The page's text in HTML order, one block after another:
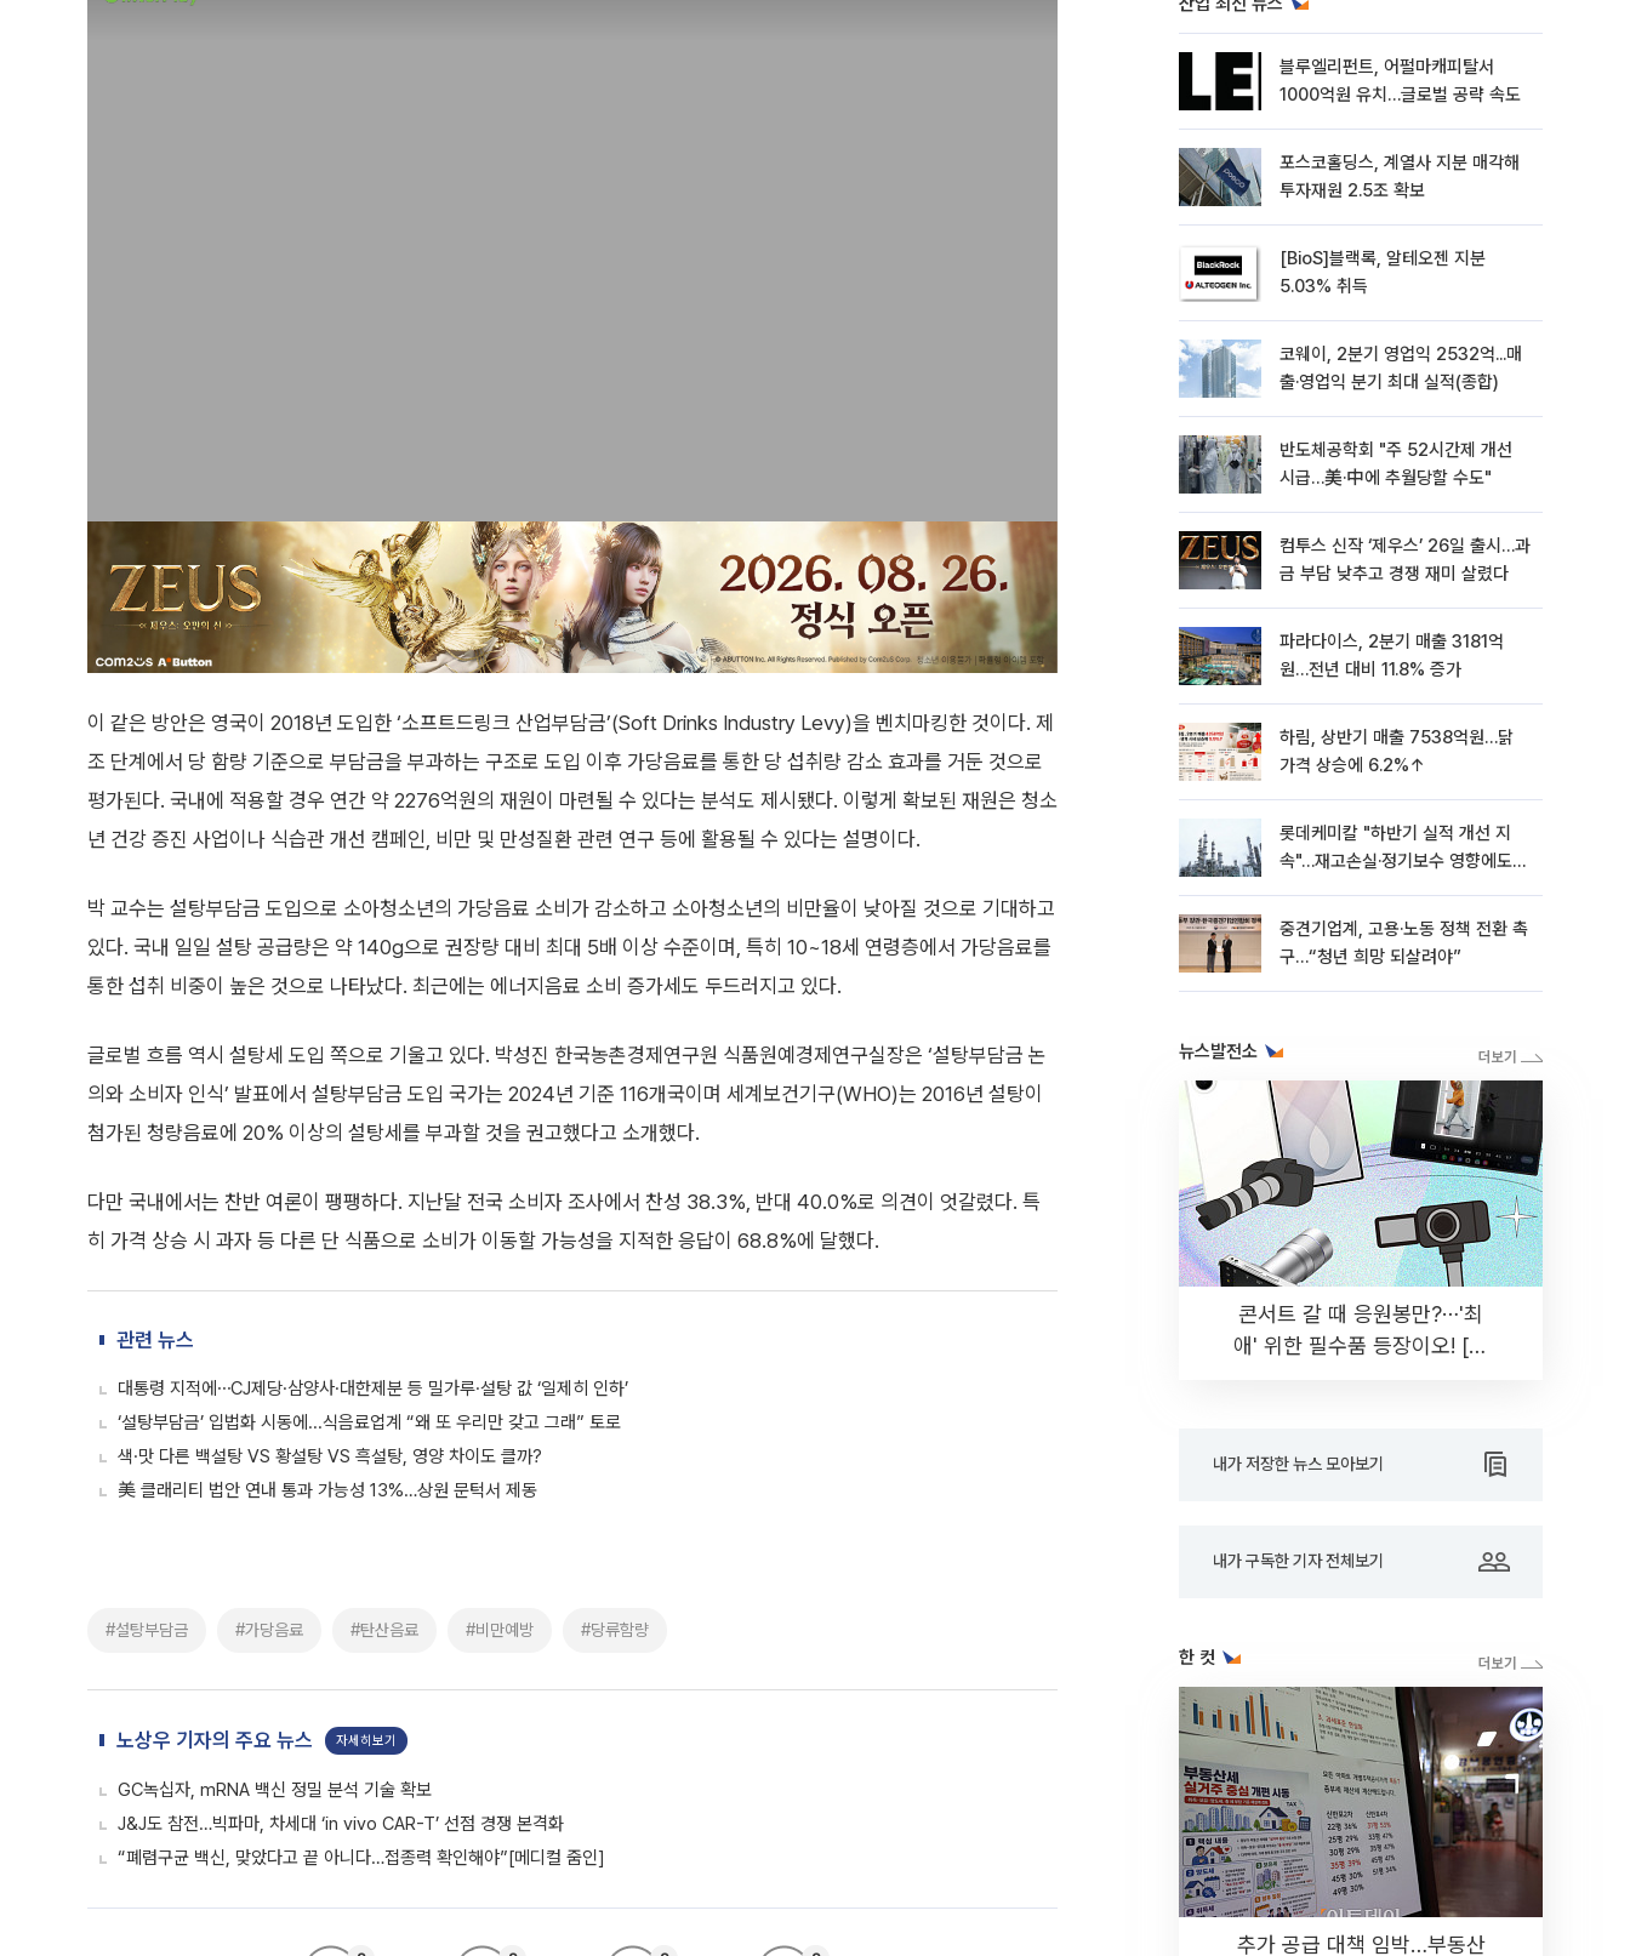
이 같은 방안은 영국이 2018년 도입한 ‘소프트드링크 산업부담금’(Soft Drinks Industry Levy)을 벤치마킹한 것이다. 제
조 단계에서 당 함량 기준으로 부담금을 부과하는 구조로 도입 이후 가당음료를 통한 당 섭취량 감소 효과를 거둔 것으로
평가된다. 국내에 적용할 경우 연간 약 2276억원의 재원이 마련될 수 있다는 분석도 제시됐다. 이렇게 확보된 재원은 청소
년 건강 증진 사업이나 식습관 개선 캠페인, 비만 및 만성질환 관련 연구 등에 활용될 수 있다는 설명이다.
박 교수는 설탕부담금 도입으로 소아청소년의 가당음료 소비가 감소하고 소아청소년의 비만율이 낮아질 것으로 기대하고
있다. 국내 일일 설탕 공급량은 약 140g으로 권장량 대비 최대 5배 이상 수준이며, 특히 10~18세 연령층에서 가당음료를
통한 섭취 비중이 높은 것으로 나타났다. 최근에는 에너지음료 소비 증가세도 두드러지고 있다.
글로벌 흐름 역시 설탕세 도입 쪽으로 기울고 있다. 박성진 한국농촌경제연구원 식품원예경제연구실장은 ‘설탕부담금 논
의와 소비자 인식’ 발표에서 설탕부담금 도입 국가는 2024년 기준 116개국이며 세계보건기구(WHO)는 2016년 설탕이
첨가된 청량음료에 20% 이상의 설탕세를 부과할 것을 권고했다고 소개했다.
다만 국내에서는 찬반 여론이 팽팽하다. 지난달 전국 소비자 조사에서 찬성 38.3%, 반대 40.0%로 의견이 엇갈렸다. 특
히 가격 상승 시 과자 등 다른 단 식품으로 소비가 이동할 가능성을 지적한 응답이 68.8%에 달했다.
관련 뉴스
대통령 지적에⋯CJ제당·삼양사·대한제분 등 밀가루·설탕 값 ‘일제히 인하’
‘설탕부담금’ 입법화 시동에...식음료업계 “왜 또 우리만 갖고 그래” 토로
색·맛 다른 백설탕 VS 황설탕 VS 흑설탕, 영양 차이도 클까?
美 클래리티 법안 연내 통과 가능성 13%…상원 문턱서 제동
#설탕부담금 #가당음료 #탄산음료 #비만예방 #당류함량
노상우 기자의 주요 뉴스 자세히보기
GC녹십자, mRNA 백신 정밀 분석 기술 확보
J&J도 참전…빅파마, 차세대 ‘in vivo CAR-T’ 선점 경쟁 본격화
“폐렴구균 백신, 맞았다고 끝 아니다…접종력 확인해야”[메디컬 줌인]
블루엘리펀트, 어펄마캐피탈서
1000억원 유치…글로벌 공략 속도
포스코홀딩스, 계열사 지분 매각해
투자재원 2.5조 확보
[BioS]블랙록, 알테오젠 지분
5.03% 취득
코웨이, 2분기 영업익 2532억...매
출·영업익 분기 최대 실적(종합)
반도체공학회 "주 52시간제 개선
시급…美·中에 추월당할 수도"
컴투스 신작 ‘제우스’ 26일 출시…과
금 부담 낮추고 경쟁 재미 살렸다
파라다이스, 2분기 매출 3181억
원…전년 대비 11.8% 증가
하림, 상반기 매출 7538억원…닭
가격 상승에 6.2%↑
롯데케미칼 "하반기 실적 개선 지
속"…재고손실·정기보수 영향에도
중견기업계, 고용·노동 정책 전환 촉
구…“청년 희망 되살려야”
뉴스발전소
콘서트 갈 때 응원봉만?⋯'최
애' 위한 필수품 등장이오! [솔
내가 저장한 뉴스 모아보기
내가 구독한 기자 전체보기
한 컷
추가 공급 대책 임박…부동산